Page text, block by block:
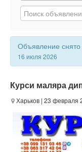
Объявление снято
16 июля 2026
Курси маляра
Харьков | 23 февраля